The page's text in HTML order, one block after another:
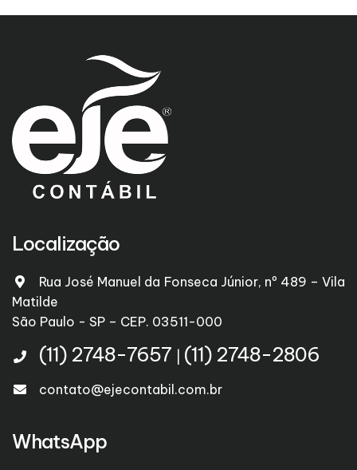
Localização
Rua José Manuel da Fonseca Júnior, nº 489 – Vila
Matilde
São Paulo - SP – CEP. 03511-000
(11) 2748-7657 (11) 2748-2806
contato@ejecontabil.com.br
WhatsApp